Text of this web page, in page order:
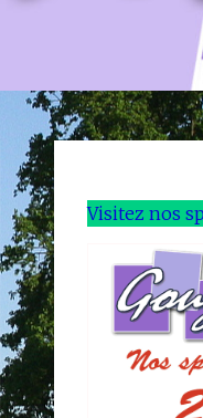
Visitez nos